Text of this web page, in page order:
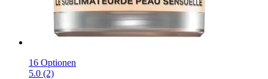
16 Optionen
5.0 (2)